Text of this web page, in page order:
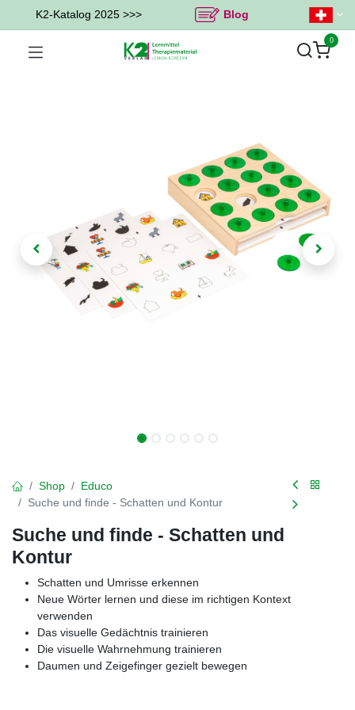
K2-Katalog 2025 >>> Blog
0
Shop
Educo
Suche und finde - Schatten und Kontur
Suche und finde - Schatten und
Kontur
Schatten und Umrisse erkennen
Neue Wörter lernen und diese im richtigen Kontext
verwenden
Das visuelle Gedächtnis trainieren
Die visuelle Wahrnehmung trainieren
Daumen und Zeigefinger gezielt bewegen